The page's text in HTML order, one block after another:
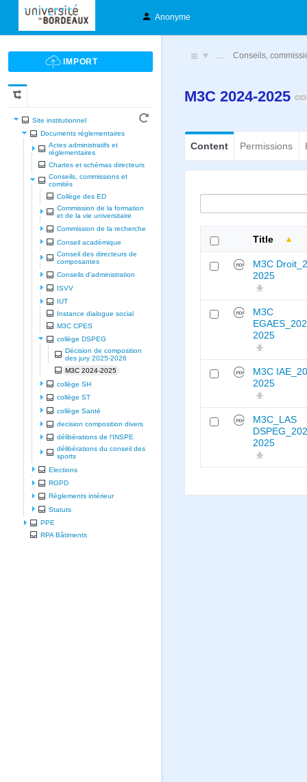
Anonyme
Site institutionnel
Documents réglementaires
Actes administratifs et
réglementaires
Chartes et schèmas directeurs
Conseils, commissions et
comités
Collège des ED
Commission de la formation
et de la vie universitaire
Commission de la recherche
Conseil académique
Conseil des directeurs de
composantes
Conseils d'administration
ISVV
IUT
Instance dialogue social
M3C CPES
collège DSPEG
Décision de composition
des jury 2025-2026
M3C 2024-2025
collège SH
collège ST
collège Santé
decision composition divers
délibérations de l'INSPE
délibérations du conseil des
sports
Elections
RGPD
Règlements intérieur
Statuts
PPE
RPA Bâtiments
… Conseils,
M3C 2024-2025
Content Permissions
Title
M3C
2025
M3C
2025
M3C
2025
M3C_LAS
2025